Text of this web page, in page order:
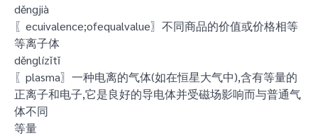
děngjià
〖ecuivalence;ofequalvalue〗不同商品的价值或价格相等
等离子体
děnglízǐtǐ
〖plasma〗一种电离的气体(如在恒星大气中),含有等量的
正离子和电子,它是良好的导电体并受磁场影响而与普通气
体不同
等量